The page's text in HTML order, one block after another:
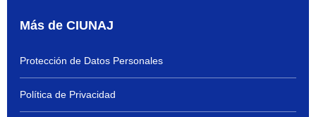
Más de CIUNAJ
Protección de Datos Personales
Política de Privacidad